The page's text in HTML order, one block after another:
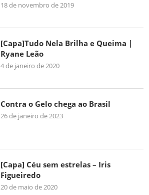
18 de novembro de 2019
[Capa]Tudo Nela Brilha e Queima |
Ryane Leão
4 de janeiro de 2020
Contra o Gelo chega ao Brasil
26 de janeiro de 2023
[Capa] Céu sem estrelas – Iris
Figueiredo
20 de maio de 2020